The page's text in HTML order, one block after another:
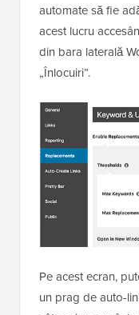
automate să fie
acest lucru
din bara laterală
„Înlocuiri”.
Pe acest ecran,
un prag de auto-